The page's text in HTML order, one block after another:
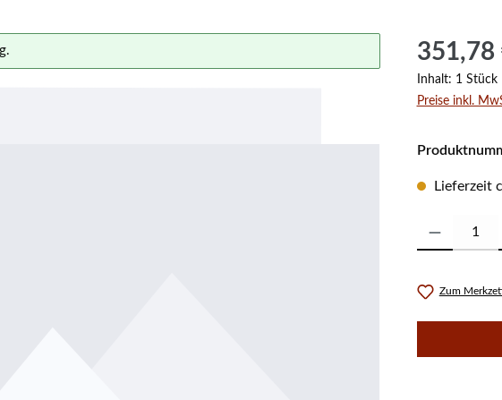
Regulärer
351,78
Inhalt: 1 Stück
Preise inkl.
Lieferzeit
Zum